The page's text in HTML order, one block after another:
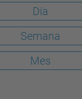
Día
Semana
Mes